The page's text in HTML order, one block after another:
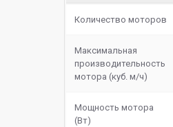
Количество моторов
Максимальная
производительность
мотора (куб. м/ч)
Мощность мотора
(Вт)